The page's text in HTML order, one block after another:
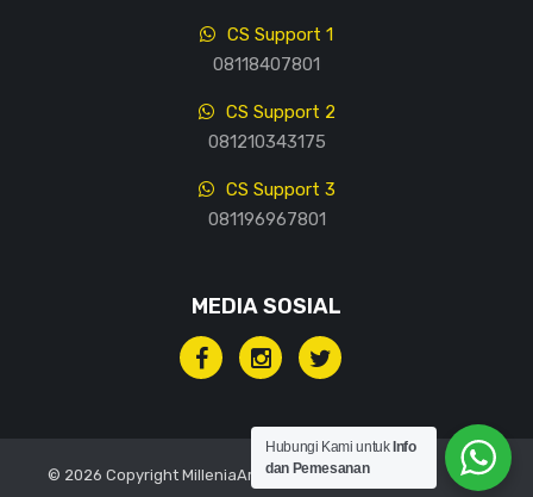
CS Support 1
08118407801
CS Support 2
081210343175
CS Support 3
081196967801
MEDIA SOSIAL
© 2026 Copyright MilleniaArt, All rights reserved.
Hubungi Kami untuk Info
dan Pemesanan